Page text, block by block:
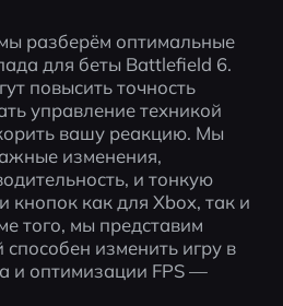
разберём оптимальные
для беты Battlefield 6.
повысить точность
управление техникой
вашу реакцию. Мы
изменения,
и тонкую
кнопок как для Xbox, так и
того, мы представим
изменить игру в
и оптимизации FPS —